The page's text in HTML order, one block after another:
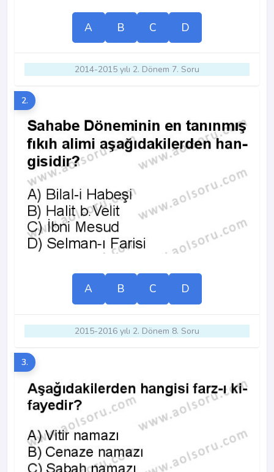
A B C D
2014-2015 yılı 2. Dönem 7. Soru
2.
A B C D
2015-2016 yılı 2. Dönem 8. Soru
3.